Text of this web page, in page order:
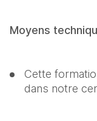
Moyens
Cette
dans notre